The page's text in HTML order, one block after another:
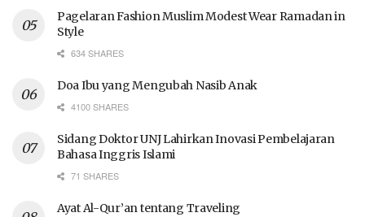
Pagelaran Fashion Muslim Modest Wear Ramadan in
Style
634 SHARES
Doa Ibu yang Mengubah Nasib Anak
4100 SHARES
Sidang Doktor UNJ Lahirkan Inovasi Pembelajaran
Bahasa Inggris Islami
71 SHARES
Ayat Al-Qur’an tentang Traveling